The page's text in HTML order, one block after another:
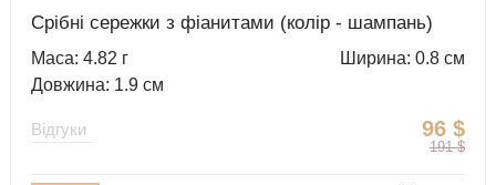
Срібні сережки з фіанитами (колір - шампань)
Маса: 4.82 г
Ширина: 0.8 см
Довжина: 1.9 см
96 $
191 $
Відгуки